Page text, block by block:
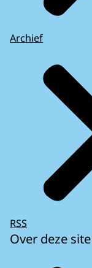
Archief
RSS
Over deze site